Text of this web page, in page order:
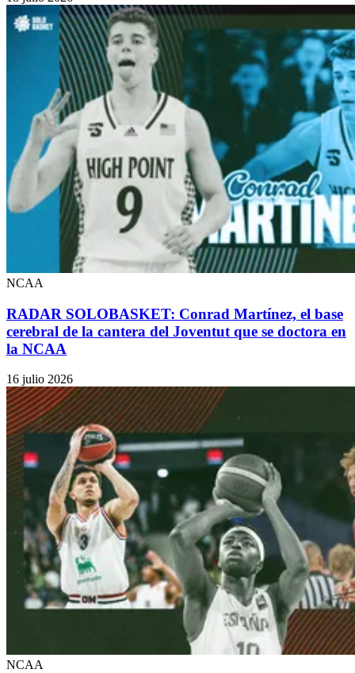
NCAA
RADAR SOLOBASKET: Conrad Martínez, el base
cerebral de la cantera del Joventut que se doctora en
la NCAA
16 julio 2026
NCAA